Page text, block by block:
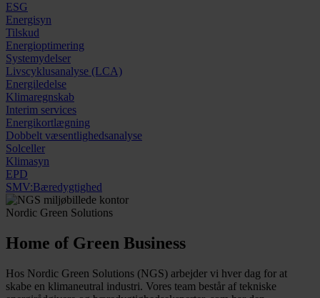
ESG
Energisyn
Tilskud
Energioptimering
Systemydelser
Livscyklusanalyse (LCA)
Energiledelse
Klimaregnskab
Interim services
Energikortlægning
Dobbelt væsentlighedsanalyse
Solceller
Klimasyn
EPD
SMV:Bæredygtighed
Nordic Green Solutions
Home of Green Business
Hos Nordic Green Solutions (NGS) arbejder vi hver dag for at
skabe en klimaneutral industri. Vores team består af tekniske